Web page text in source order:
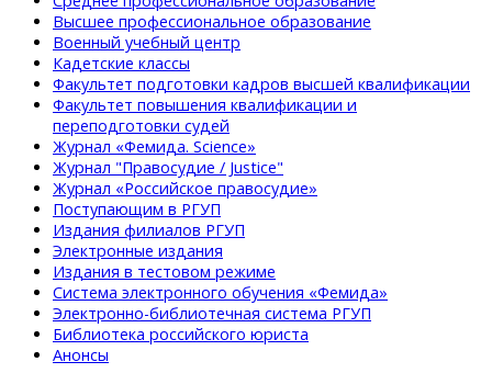
Высшее профессиональное образование
Военный учебный центр
Кадетские классы
Факультет подготовки кадров высшей квалификации
Факультет повышения квалификации и
переподготовки судей
Журнал «Фемида. Science»
Журнал "Правосудие / Justice"
Журнал «Российское правосудие»
Поступающим в РГУП
Издания филиалов РГУП
Электронные издания
Издания в тестовом режиме
Система электронного обучения «Фемида»
Электронно-библиотечная система РГУП
Библиотека российского юриста
Анонсы